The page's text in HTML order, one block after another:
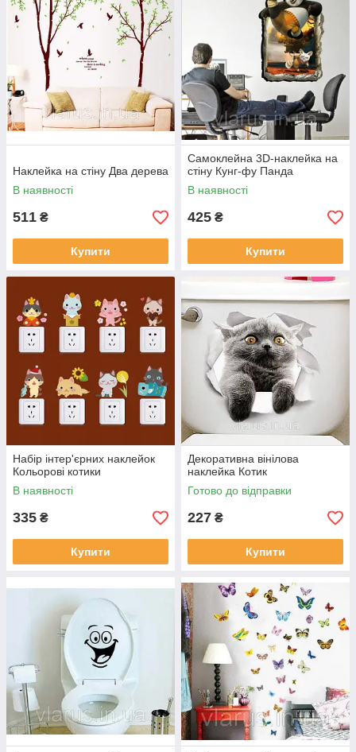
Наклейка на стіну Два дерева
В наявності
511 ₴
Купити
Самоклейна 3D-наклейка на
стіну Кунг-фу Панда
В наявності
425 ₴
Купити
Набір інтер'єрних наклейок
Кольорові котики
В наявності
335 ₴
Купити
Декоративна вінілова
наклейка Котик
Готово до відправки
227 ₴
Купити